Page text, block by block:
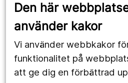
Den här
använder kakor
Vi använder webbkakor
funktionalitet på
att ge dig en förbättrad
Länstrafiken
Utveckling